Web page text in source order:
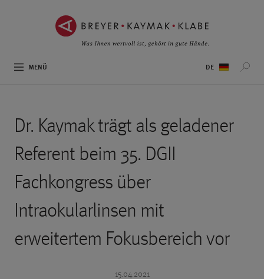
MENÜ
Dr. Kaymak trägt als geladener
Referent beim 35. DGII
Fachkongress über
Intraokularlinsen mit
erweitertem Fokusbereich vor
15.04.2021